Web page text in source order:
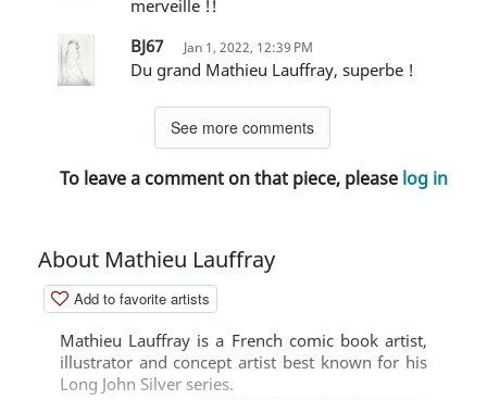
merveille !!
BJ67
Jan 1, 2022, 12:39 PM
Du grand Mathieu Lauffray, superbe !
See more comments
To leave a comment on that piece, please log in
About Mathieu Lauffray
Add to favorite artists
Mathieu Lauffray is a French comic book artist,
illustrator and concept artist best known for his
Long John Silver series.